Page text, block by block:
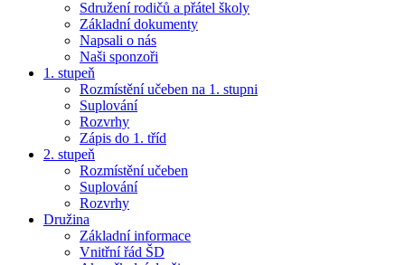
Sdružení rodičů a přátel školy
Základní dokumenty
Napsali o nás
Naši sponzoři
1. stupeň
Rozmístění učeben na 1. stupni
Suplování
Rozvrhy
Zápis do 1. tříd
2. stupeň
Rozmístění učeben
Suplování
Rozvrhy
Družina
Základní informace
Vnitřní řád ŠD